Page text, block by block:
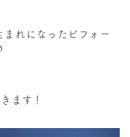
まれになったビフォー
ます！